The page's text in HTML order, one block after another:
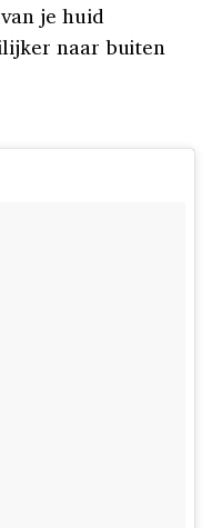
je huid
naar buiten